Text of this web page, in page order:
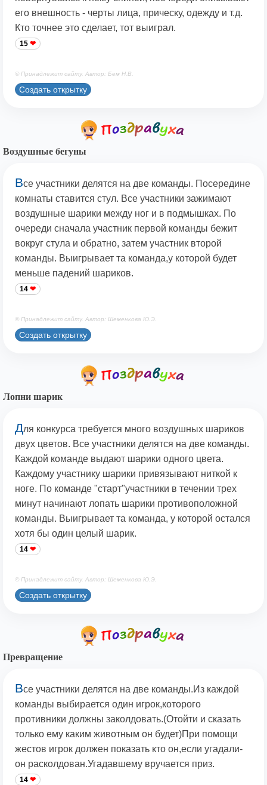
его внешность - черты лица, прическу, одежду и т.д.
Кто точнее это сделает, тот выиграл.
15
© Принадлежит сайту. Автор: Бем Н.В.
Создать открытку
Воздушные бегуны
Все участники делятся на две команды. Посередине
комнаты ставится стул. Все участники зажимают
воздушные шарики между ног и в подмышках. По
очереди сначала участник первой команды бежит
вокруг стула и обратно, затем участник второй
команды. Выигрывает та команда,у которой будет
меньше падений шариков.
14
© Принадлежит сайту. Автор: Шеменкова Ю.Э.
Создать открытку
Лопни шарик
Для конкурса требуется много воздушных шариков
двух цветов. Все участники делятся на две команды.
Каждой команде выдают шарики одного цвета.
Каждому участнику шарики привязывают ниткой к
ноге. По команде "старт"участники в течении трех
минут начинают лопать шарики противоположной
команды. Выигрывает та команда, у которой остался
хотя бы один целый шарик.
14
© Принадлежит сайту. Автор: Шеменкова Ю.Э.
Создать открытку
Превращение
Все участники делятся на две команды.Из каждой
команды выбирается один игрок,которого
противники должны заколдовать.(Отойти и сказать
только ему каким животным он будет)При помощи
жестов игрок должен показать кто он,если угадали-
он расколдован.Угадавшему вручается приз.
14